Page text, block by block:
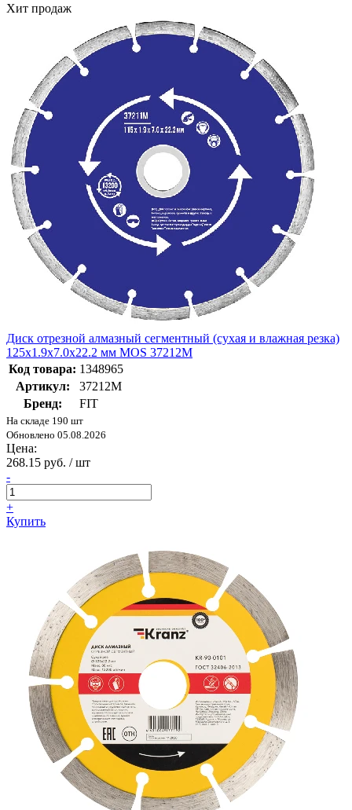
Хит продаж
Диск отрезной алмазный сегментный (сухая и влажная резка)
125х1.9х7.0х22.2 мм MOS 37212М
Код товара: 1348965
Артикул:
37212М
Бренд:
FIT
На складе 190 шт
Обновлено 05.08.2026
Цена:
268.15 руб. / шт
-
+
Купить